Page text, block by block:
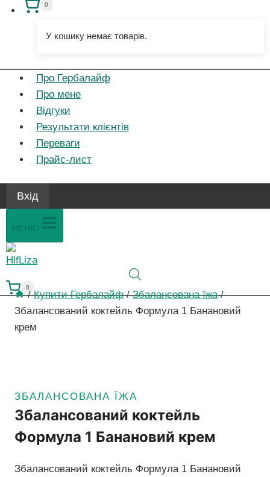
0
У кошику немає товарів.
Про Гербалайф
Про мене
Відгуки
Результати клієнтів
Переваги
Прайс-лист
Вхід
МЕНЮ
0
/ Купити Гербалайф / Збалансована їжа /
Збалансований коктейль Формула 1 Банановий
крем
ЗБАЛАНСОВАНА ЇЖА
Збалансований коктейль
Формула 1 Банановий крем
Збалансований коктейль Формула 1 Банановий